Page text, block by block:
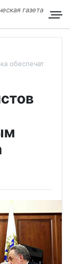
газета
обеспечат